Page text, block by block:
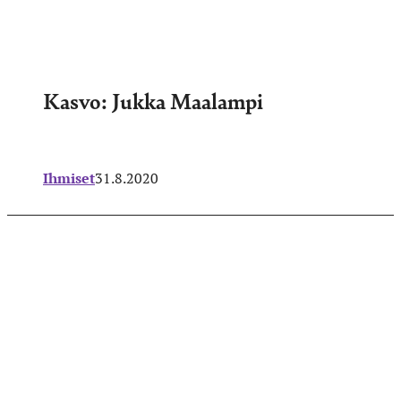
Kasvo: Jukka Maalampi
Ihmiset31.8.2020